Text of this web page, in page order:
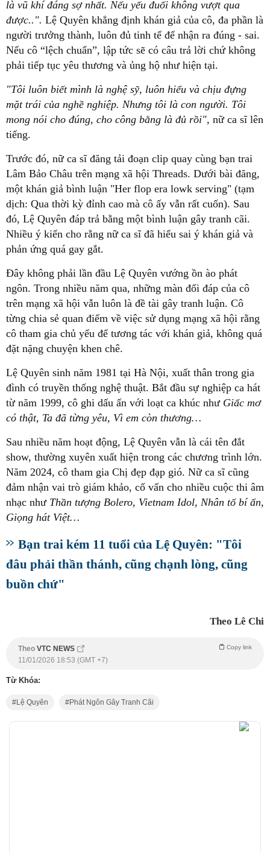
là vũ khí đáng sợ nhất. Nếu yếu đuối không vượt qua
được..". Lệ Quyên khẳng định khán giả của cô, đa phần là
người trưởng thành, luôn đủ tinh tế để nhận ra đúng - sai.
Nếu cô “lệch chuẩn”, lập tức sẽ có câu trả lời chứ không
phải tiếp tục yêu thương và ủng hộ như hiện tại.
"Tôi luôn biết mình là nghệ sỹ, luôn hiểu và chịu đựng
mặt trái của nghề nghiệp. Nhưng tôi là con người. Tôi
mong nói cho đúng, cho công bằng là đủ rồi", nữ ca sĩ lên
tiếng.
Trước đó, nữ ca sĩ đăng tải đoạn clip quay cùng bạn trai
Lâm Bảo Châu trên mạng xã hội Threads. Dưới bài đăng,
một khán giả bình luận "Her flop era lowk serving" (tạm
dịch: Qua thời kỳ đỉnh cao mà cô ấy vẫn rất cuốn). Sau
đó, Lệ Quyên đáp trả bằng một bình luận gây tranh cãi.
Nhiều ý kiến cho rằng nữ ca sĩ đã hiểu sai ý khán giả và
phản ứng quá gay gắt.
Đây không phải lần đầu Lệ Quyên vướng ồn ào phát
ngôn. Trong nhiều năm qua, những màn đối đáp của cô
trên mạng xã hội vẫn luôn là đề tài gây tranh luận. Cô
từng chia sẻ quan điểm về việc sử dụng mạng xã hội rằng
cô tham gia chủ yếu để tương tác với khán giả, không quá
đặt nặng chuyện khen chê.
Lệ Quyên sinh năm 1981 tại Hà Nội, xuất thân trong gia
đình có truyền thống nghệ thuật. Bắt đầu sự nghiệp ca hát
từ năm 1999, cô ghi dấu ấn với loạt ca khúc như Giấc mơ
có thật, Ta đã từng yêu, Vì em còn thương…
Sau nhiều năm hoạt động, Lệ Quyên vẫn là cái tên đắt
show, thường xuyên xuất hiện trong các chương trình lớn.
Năm 2024, cô tham gia Chị đẹp đạp gió. Nữ ca sĩ cũng
đảm nhận vai trò giám khảo, cố vấn cho nhiều cuộc thi âm
nhạc như Thần tượng Bolero, Vietnam Idol, Nhân tố bí ẩn,
Giọng hát Việt…
Bạn trai kém 11 tuổi của Lệ Quyên: "Tôi
đâu phải thần thánh, cũng chạnh lòng, cũng
buồn chứ"
Theo Lê Chi
Theo VTC NEWS Copy link
11/01/2026 18:53 (GMT +7)
Từ Khóa:
Lệ Quyên Phát Ngôn Gây Tranh Cãi